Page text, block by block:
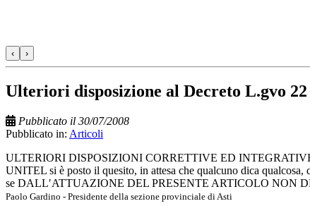
‹ ›
Ulteriori disposizione al Decreto L.gvo 22
Pubblicato il 30/07/2008
Pubblicato in: Articoli
ULTERIORI DISPOSIZIONI CORRETTIVE ED
UNITEL si è posto il quesito, in attesa che qualcuno dica
se DALL′ATTUAZIONE DEL PRESENTE ARTICOLO
Paolo Gardino - Presidente della sezione provinciale di Asti